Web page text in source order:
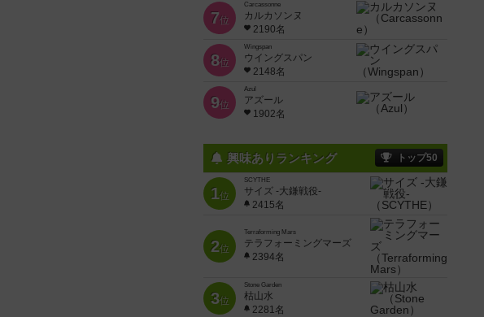
7位
Carcassonne
カルカソンヌ
2190名
8位
Wingspan
ウイングスパン
2148名
9位
Azul
アズール
1902名
興味ありランキング トップ50
1位
SCYTHE
サイズ -大鎌戦役-
2415名
2位
Terraforming Mars
テラフォーミングマーズ
2394名
3位
Stone Garden
枯山水
2281名